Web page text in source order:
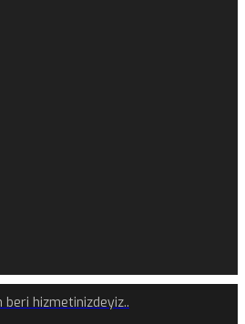
beri hizmetinizdeyiz..